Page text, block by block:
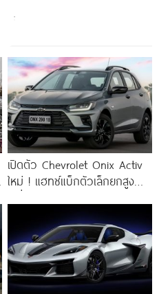
เปิดตัว Chevrolet Onix Activ
ใหม่ ! แฮทช์แบ็กตัวเล็กยกสูง